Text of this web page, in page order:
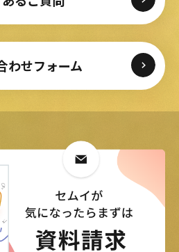
わせフォーム